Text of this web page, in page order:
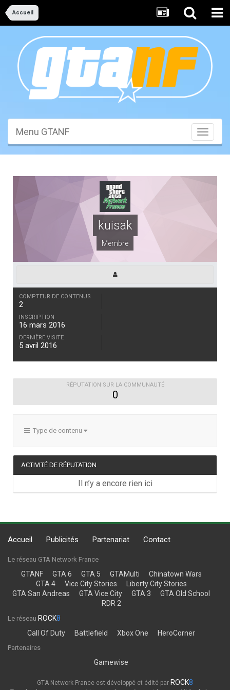
Accueil
Toggle
Menu GTANF
kuisak
Membre
COMPTEUR DE CONTENUS
2
INSCRIPTION
16 mars 2016
DERNIÈRE VISITE
5 avril 2016
RÉPUTATION SUR LA COMMUNAUTÉ
0
Type de contenu
ACTIVITÉ DE RÉPUTATION
Il n’y a encore rien ici
Accueil Publicités Partenariat Contact
Le réseau GTA Network France
GTANF GTA 6 GTA 5 GTAMulti
Chinatown Wars
GTA 4
Vice City Stories
Liberty City Stories
GTA San Andreas
GTA Vice City GTA 3
GTA Old School
RDR 2
Le réseau ROCK8
Call Of Duty
Battlefield Xbox One HeroCorner
Partenaires
Gamewise
GTA Network France est développé et édité par ROCK8